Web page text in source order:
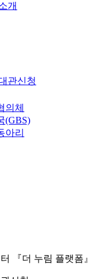
개
관신청
의체
(GBS)
아리
『더 누림 플랫폼』